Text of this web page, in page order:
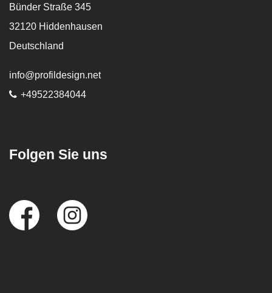
Bünder Straße 345
32120 Hiddenhausen
Deutschland
E-Mail:
info@profildesign.net
Telefon:
+49522384044
Folgen Sie uns
Social
Media